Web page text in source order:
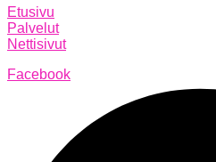
Etusivu
Palvelut
Nettisivut
Facebook